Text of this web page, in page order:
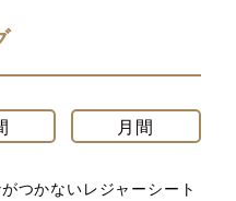
月間
つかないレジャーシート